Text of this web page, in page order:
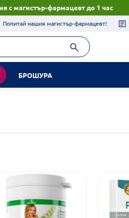
с магистър-фармацевт до 1 час
Попитай нашия магистър-фармацевт!
БРОШУРА